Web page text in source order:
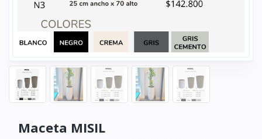
Maceta MISIL